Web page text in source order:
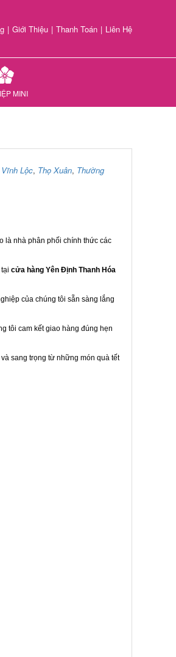
| Giới Thiệu | Thanh Toán | Liên Hệ
MINI
Vĩnh Lộc, Thọ Xuân, Thường
là nhà phân phối chính thức các
cửa hàng Yên Định Thanh Hóa
của chúng tôi sẵn sàng lắng
tôi cam kết giao hàng đúng hẹn
sang trọng từ những món quà tết